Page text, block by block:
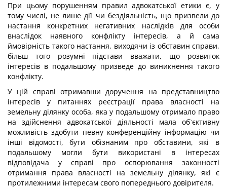
При цьому порушенням правил адвокатської етики є, у
тому числі, не лише дії чи бездіяльність, що призвели до
настання конкретних негативних наслідків для особи
внаслідок наявного конфлікту інтересів, а й сама
ймовірність такого настання, виходячи із обставин справи,
більш того розумні підстави вважати, що розвиток
інтересів в подальшому призведе до виникнення такого
конфлікту.
У цій справі отримавши доручення на представництво
інтересів у питаннях реєстрації права власності на
земельну ділянку особа, яка у подальшому отримало право
на здійснення адвокатської діяльності мала об`єктивну
можливість здобути певну конференційну інформацію чи
інші відомості, бути обізнаним про обставини, які в
подальшому могли бути використані в інтересах
відповідача у справі про оспорювання законності
отримання права власності на земельну ділянку, які є
протилежними інтересам свого попереднього довірителя.